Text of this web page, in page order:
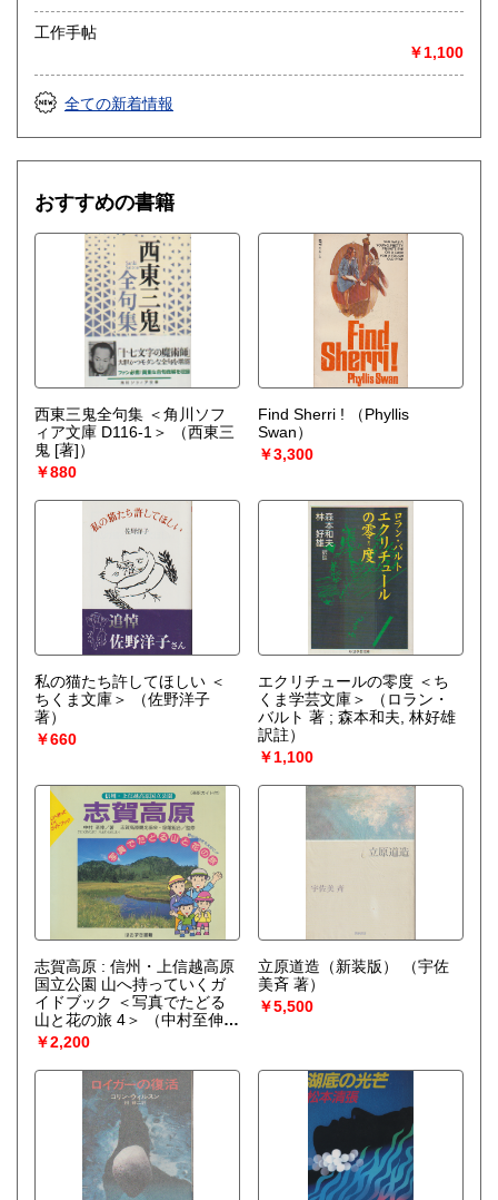
工作手帖
￥1,100
全ての新着情報
おすすめの書籍
西東三鬼全句集 ＜角川ソフ
ィア文庫 D116-1＞
（西東三
鬼 [著]）
￥880
Find Sherri !
（Phyllis
Swan）
￥3,300
私の猫たち許してほしい ＜
ちくま文庫＞
（佐野洋子
著）
￥660
エクリチュールの零度 ＜ち
くま学芸文庫＞
（ロラン・
バルト 著 ; 森本和夫, 林好雄
訳註）
￥1,100
志賀高原 : 信州・上信越高原
国立公園 山へ持っていくガ
イドブック ＜写真でたどる
山と花の旅 4＞
（中村至伸
著）
￥2,200
立原道造（新装版）
（宇佐
美斉 著）
￥5,500